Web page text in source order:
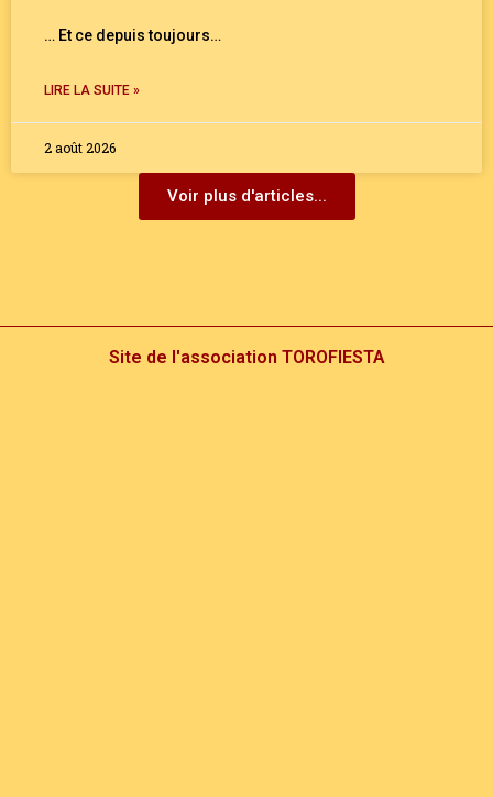
… Et ce depuis toujours…
LIRE LA SUITE »
2 août 2026
Voir plus d'articles...
Site de l'association TOROFIESTA